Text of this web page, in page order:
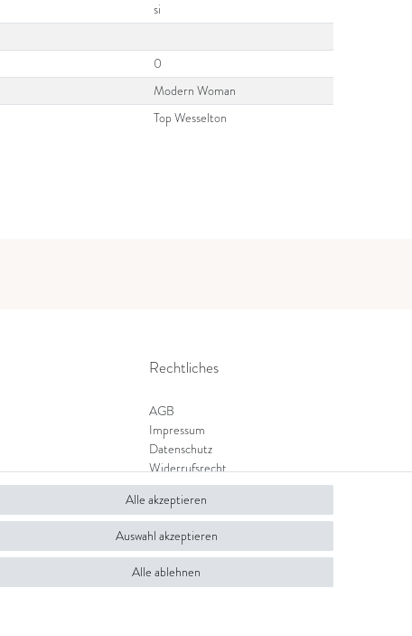
si
0
Modern Woman
Top Wesselton
Rechtliches
AGB
Impressum
Datenschutz
Widerrufsrecht
Zahlung und Versand
Widerrufsformular
Alle akzeptieren
Auswahl akzeptieren
Alle ablehnen